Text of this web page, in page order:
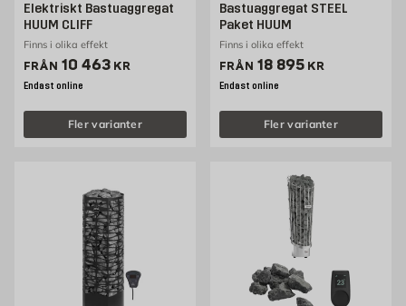
Elektriskt Bastuaggregat
HUUM CLIFF
Finns i olika effekt
FRÅN Pris 10463 kr
10 463 KR
Endast online
Fler varianter
Bastuaggregat STEEL
Paket HUUM
Finns i olika effekt
FRÅN Pris 18895 kr
18 895 KR
Endast online
Fler varianter